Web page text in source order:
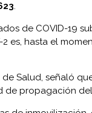
.
de COVID-19
es, hasta el
Salud, señaló
propagación del